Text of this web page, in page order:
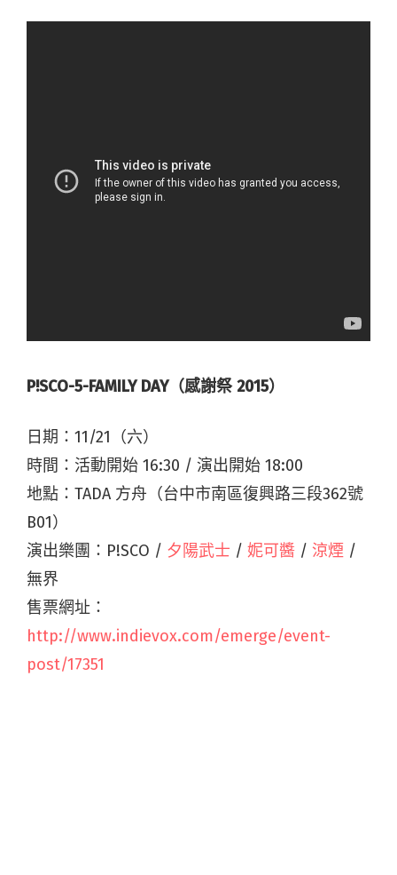
P!SCO-5-FAMILY DAY（感謝祭 2015）
日期：11/21（六）
時間：活動開始 16:30 / 演出開始 18:00
地點：TADA 方舟（台中市南區復興路三段362號
B01）
演出樂團：P!SCO / 夕陽武士 / 妮可醬 / 涼煙 /
無界
售票網址：
http://www.indievox.com/emerge/event-
post/17351